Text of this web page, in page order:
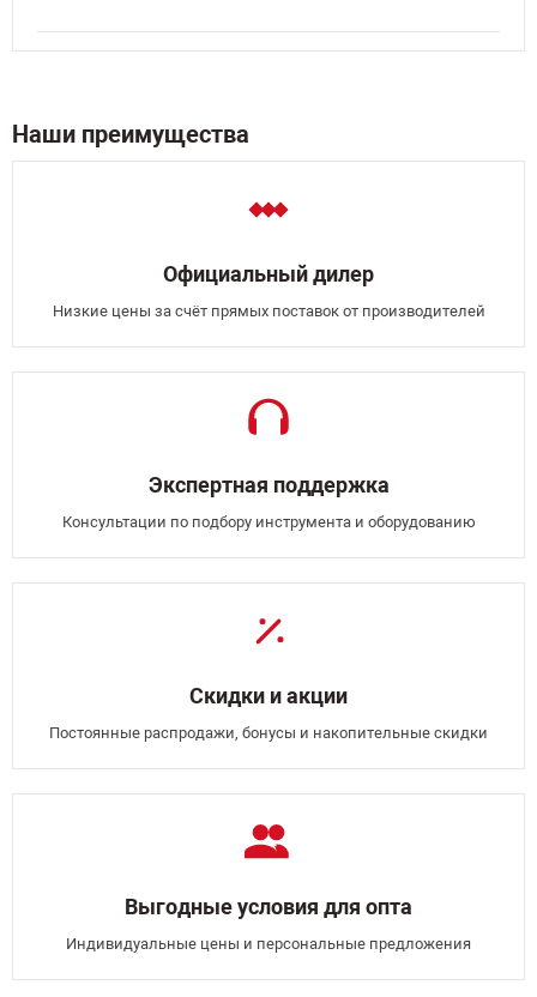
Наши преимущества
Официальный дилер
Низкие цены за счёт прямых поставок от производителей
Экспертная поддержка
Консультации по подбору инструмента и оборудованию
Скидки и акции
Постоянные распродажи, бонусы и накопительные скидки
Выгодные условия для опта
Индивидуальные цены и персональные предложения